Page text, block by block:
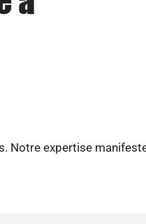
Notre expertise